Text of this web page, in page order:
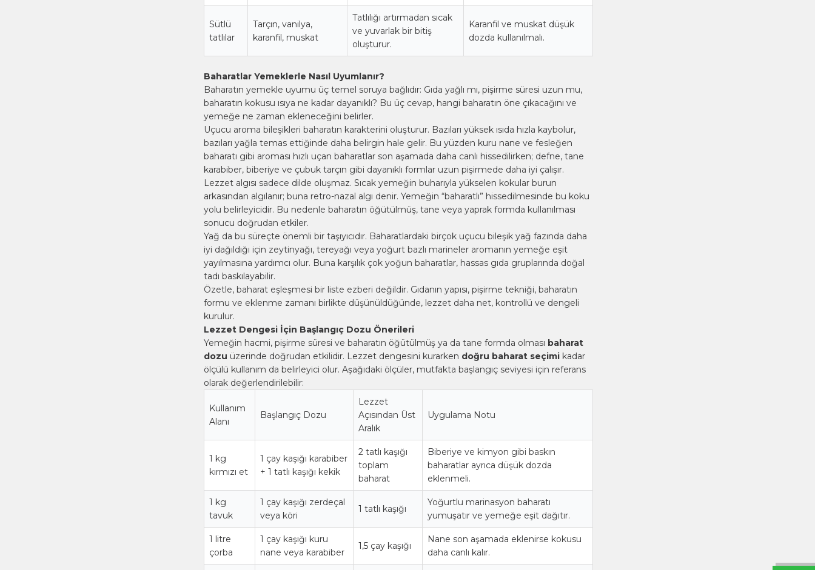
Sütlü
tatlılar
Tarçın, vanilya,
karanfil, muskat
Tatlılığı artırmadan sıcak
ve yuvarlak bir bitiş
oluşturur.
Karanfil ve muskat düşük
dozda kullanılmalı.
Baharatlar Yemeklerle Nasıl Uyumlanır?
Baharatın yemekle uyumu üç temel soruya bağlıdır: Gıda yağlı mı, pişirme süresi uzun mu,
baharatın kokusu ısıya ne kadar dayanıklı? Bu üç cevap, hangi baharatın öne çıkacağını ve
yemeğe ne zaman ekleneceğini belirler.
Uçucu aroma bileşikleri baharatın karakterini oluşturur. Bazıları yüksek ısıda hızla kaybolur,
bazıları yağla temas ettiğinde daha belirgin hale gelir. Bu yüzden kuru nane ve fesleğen
baharatı gibi aroması hızlı uçan baharatlar son aşamada daha canlı hissedilirken; defne, tane
karabiber, biberiye ve çubuk tarçın gibi dayanıklı formlar uzun pişirmede daha iyi çalışır.
Lezzet algısı sadece dilde oluşmaz. Sıcak yemeğin buharıyla yükselen kokular burun
arkasından algılanır; buna retro-nazal algı denir. Yemeğin “baharatlı” hissedilmesinde bu koku
yolu belirleyicidir. Bu nedenle baharatın öğütülmüş, tane veya yaprak formda kullanılması
sonucu doğrudan etkiler.
Yağ da bu süreçte önemli bir taşıyıcıdır. Baharatlardaki birçok uçucu bileşik yağ fazında daha
iyi dağıldığı için zeytinyağı, tereyağı veya yoğurt bazlı marineler aromanın yemeğe eşit
yayılmasına yardımcı olur. Buna karşılık çok yoğun baharatlar, hassas gıda gruplarında doğal
tadı baskılayabilir.
Özetle, baharat eşleşmesi bir liste ezberi değildir. Gıdanın yapısı, pişirme tekniği, baharatın
formu ve eklenme zamanı birlikte düşünüldüğünde, lezzet daha net, kontrollü ve dengeli
kurulur.
Lezzet Dengesi İçin Başlangıç Dozu Önerileri
Yemeğin hacmi, pişirme süresi ve baharatın öğütülmüş ya da tane formda olması baharat
dozu üzerinde doğrudan etkilidir. Lezzet dengesini kurarken doğru baharat seçimi kadar
ölçülü kullanım da belirleyici olur. Aşağıdaki ölçüler, mutfakta başlangıç seviyesi için referans
olarak değerlendirilebilir:
Kullanım
Alanı
Başlangıç Dozu
Lezzet
Açısından Üst
Aralık
Uygulama Notu
1 kg
kırmızı et
1 çay kaşığı karabiber
+ 1 tatlı kaşığı kekik
2 tatlı kaşığı
toplam
baharat
Biberiye ve kimyon gibi baskın
baharatlar ayrıca düşük dozda
eklenmeli.
1 kg
tavuk
1 çay kaşığı zerdeçal
veya köri
1 tatlı kaşığı
Yoğurtlu marinasyon baharatı
yumuşatır ve yemeğe eşit dağıtır.
1 litre
çorba
1 çay kaşığı kuru
nane veya karabiber
1,5 çay kaşığı
Nane son aşamada eklenirse kokusu
daha canlı kalır.